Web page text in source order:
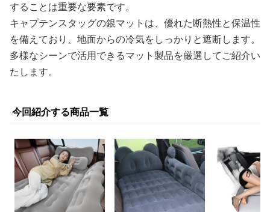
することは重要な要素です。
キャプテンスタッグの銀マットは、優れた断熱性と保温性
を備えており、地面からの冷気をしっかりと遮断します。
多様なシーンで活用できるマット製品を厳選してご紹介い
たします。
今回紹介する商品一覧